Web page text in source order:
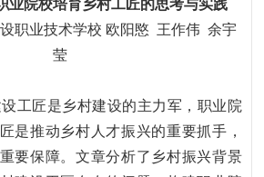
业院校培育乡村工匠的思考与实践
职业技术学校 欧阳愍 王作伟 余宇
莹
设工匠是乡村建设的主力军，职业院
是推动乡村人才振兴的重要抓手，
要保障。文章分析了乡村振兴背景